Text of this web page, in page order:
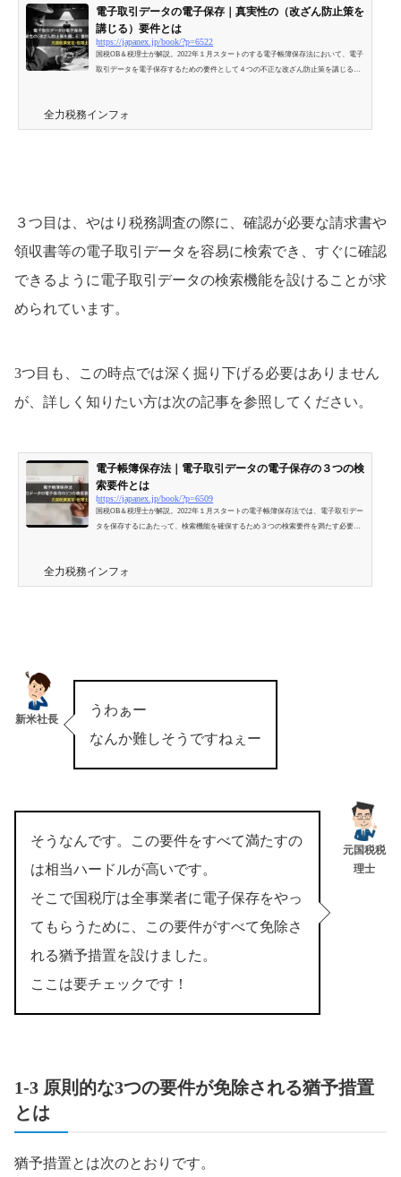
電子取引データの電子保存｜真実性の（改ざん防止策を
講じる）要件とは
https://japanex.jp/book/?p=6522
国税OB＆税理士が解説。2022年１月スタートのする電子帳簿保存法において、電子
取引データを電子保存するための要件として４つの不正な改ざん防止策を講じる
全力税務インフォ
３つ目は、やはり税務調査の際に、確認が必要な請求書や
領収書等の電子取引データを容易に検索でき、すぐに確認
できるように電子取引データの検索機能を設けることが求
められています。
3つ目も、この時点では深く掘り下げる必要はありません
が、詳しく知りたい方は次の記事を参照してください。
電子帳簿保存法｜電子取引データの電子保存の３つの検
索要件とは
https://japanex.jp/book/?p=6509
国税OB＆税理士が解説。2022年１月スタートの電子帳簿保存法では、電子取引デー
タを保存するにあたって、検索機能を確保するため３つの検索要件を満たす必要が
全力税務インフォ
新米社長
うわぁー
なんか難しそうですねぇー
そうなんです。この要件をすべて満たすの
は相当ハードルが高いです。
そこで国税庁は全事業者に電子保存をやっ
てもらうために、この要件がすべて免除さ
れる猶予措置を設けました。
ここは要チェックです！
元国税税
理士
1-3 原則的な3つの要件が免除される猶予措置
とは
猶予措置とは次のとおりです。